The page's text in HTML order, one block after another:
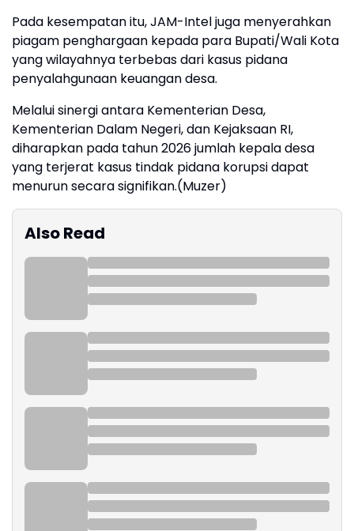
Pada kesempatan itu, JAM-Intel juga menyerahkan
piagam penghargaan kepada para Bupati/Wali Kota
yang wilayahnya terbebas dari kasus pidana
penyalahgunaan keuangan desa.
Melalui sinergi antara Kementerian Desa,
Kementerian Dalam Negeri, dan Kejaksaan RI,
diharapkan pada tahun 2026 jumlah kepala desa
yang terjerat kasus tindak pidana korupsi dapat
menurun secara signifikan.(Muzer)
Also Read